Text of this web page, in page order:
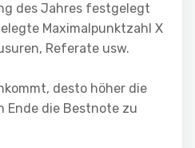
des Jahres festgelegt
Maximalpunktzahl X
Referate usw.
desto höher die
Ende die Bestnote zu